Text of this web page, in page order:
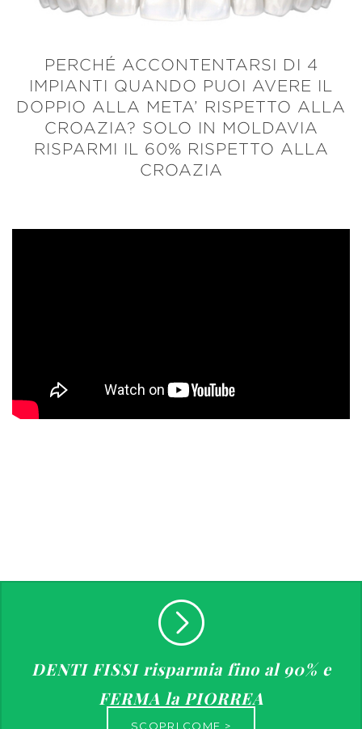
PERCHÉ ACCONTENTARSI DI 4
IMPIANTI QUANDO PUOI AVERE IL
DOPPIO ALLA META’ RISPETTO ALLA
CROAZIA? SOLO IN MOLDAVIA
RISPARMI IL 60% RISPETTO ALLA
CROAZIA
DENTI FISSI risparmia fino al 90% e
FERMA la PIORREA
SCOPRI COME >